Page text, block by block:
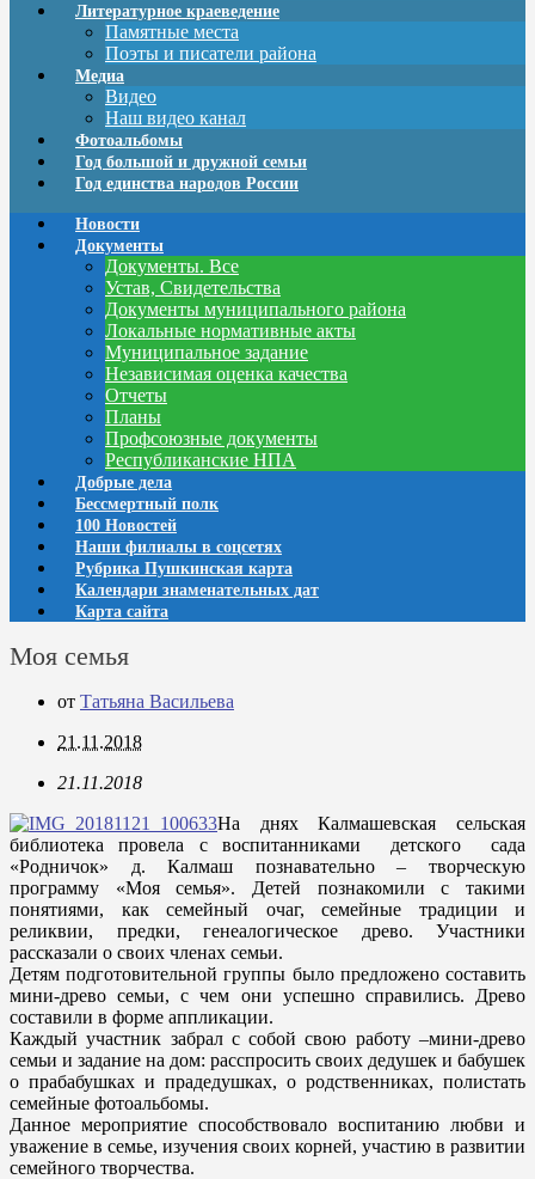
Литературное краеведение
Памятные места
Поэты и писатели района
Медиа
Видео
Наш видео канал
Фотоальбомы
Год большой и дружной семьи
Год единства народов России
Новости
Документы
Документы. Все
Устав, Свидетельства
Документы муниципального района
Локальные нормативные акты
Муниципальное задание
Независимая оценка качества
Отчеты
Планы
Профсоюзные документы
Республиканские НПА
Добрые дела
Бессмертный полк
100 Новостей
Наши филиалы в соцсетях
Рубрика Пушкинская карта
Календари знаменательных дат
Карта сайта
Моя семья
от Татьяна Васильева
21.11.2018
21.11.2018
На днях Калмашевская сельская
библиотека провела с воспитанниками детского сада
«Родничок» д. Калмаш познавательно – творческую
программу «Моя семья». Детей познакомили с такими
понятиями, как семейный очаг, семейные традиции и
реликвии, предки, генеалогическое древо. Участники
рассказали о своих членах семьи.
Детям подготовительной группы было предложено составить
мини-древо семьи, с чем они успешно справились. Древо
составили в форме аппликации.
Каждый участник забрал с собой свою работу –мини-древо
семьи и задание на дом: расспросить своих дедушек и бабушек
о прабабушках и прадедушках, о родственниках, полистать
семейные фотоальбомы.
Данное мероприятие способствовало воспитанию любви и
уважение в семье, изучения своих корней, участию в развитии
семейного творчества.